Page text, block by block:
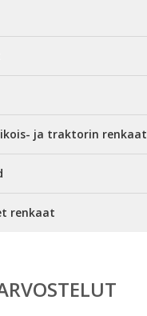
ja traktorin renkaat
renkaat